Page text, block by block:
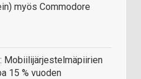
myös Commodore
Mobiilijärjestelmäpiirien
15 % vuoden